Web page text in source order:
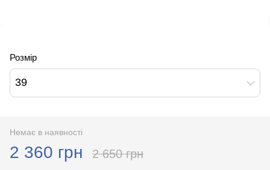
Розмір
39
Немає в наявності
2 360 грн 2 650 грн